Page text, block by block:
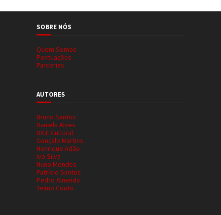
SOBRE NÓS
Quem Somos
Pontuações
Parcerias
AUTORES
Bruno Santos
Daniela Alves
DICE Cultural
Gonçalo Martins
Henrique Adão
Ivo Silva
Nuno Mendes
Patrício Santos
Pedro Almeida
Telmo Couto